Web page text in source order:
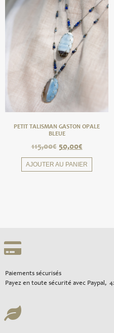
PETIT TALISMAN GASTON OPALE
BLEUE
115,00€ 50,00€
AJOUTER AU PANIER
Paiements sécurisés
Payez en toute sécurité avec Paypal,